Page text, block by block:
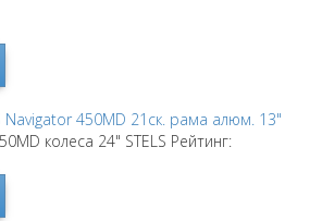
Navigator 450MD 21ск. рама алюм. 13"
колеса 24" STELS Рейтинг: